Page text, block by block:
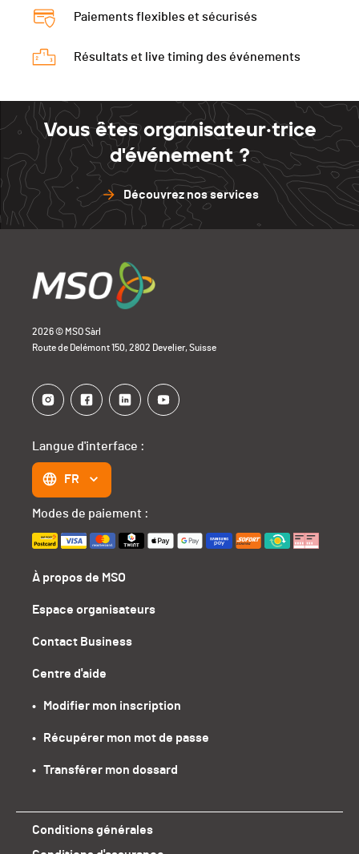
Paiements flexibles et sécurisés
Résultats et live timing des événements
Vous êtes organisateur·trice
d'événement ?
Découvrez nos services
2026 © MSO Sàrl
Route de Delémont 150, 2802 Develier, Suisse
À propos de MSO
Espace organisateurs
Contact Business
Centre d'aide
•   Modifier mon inscription
•   Récupérer mon mot de passe
•   Transférer mon dossard
Langue d'interface :
FR
Modes de paiement :
Conditions générales